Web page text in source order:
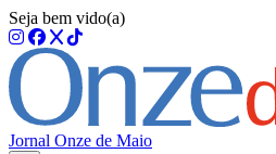
Seja bem vido(a)
Jornal Onze de Maio